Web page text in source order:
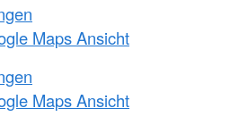
Maps Ansicht
Maps Ansicht